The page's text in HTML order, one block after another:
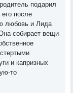
подарил
после
любовь и Лида
собирает вещи
и капризных
то